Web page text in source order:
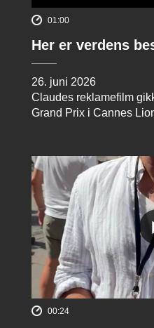
01:00
Her er verdens
26. juni 2026
Claudes reklamefilm
Grand Prix i Cannes
00:24